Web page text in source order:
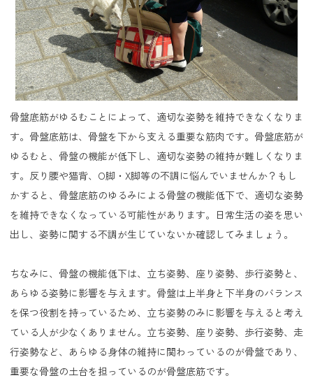
骨盤底筋がゆるむことによって、適切な姿勢を維持できなくなりま
す。骨盤底筋は、骨盤を下から支える重要な筋肉です。骨盤底筋が
ゆるむと、骨盤の機能が低下し、適切な姿勢の維持が難しくなりま
す。反り腰や猫背、O脚・X脚等の不調に悩んでいませんか？もし
かすると、骨盤底筋のゆるみによる骨盤の機能低下で、適切な姿勢
を維持できなくなっている可能性があります。日常生活の姿を思い
出し、姿勢に関する不調が生じていないか確認してみましょう。
ちなみに、骨盤の機能低下は、立ち姿勢、座り姿勢、歩行姿勢と、
あらゆる姿勢に影響を与えます。骨盤は上半身と下半身のバランス
を保つ役割を持っているため、立ち姿勢のみに影響を与えると考え
ている人が少なくありません。立ち姿勢、座り姿勢、歩行姿勢、走
行姿勢など、あらゆる身体の維持に関わっているのが骨盤であり、
重要な骨盤の土台を担っているのが骨盤底筋です。